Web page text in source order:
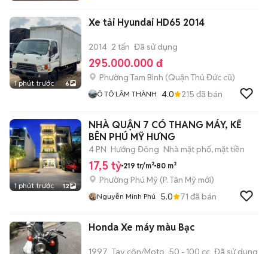
1 phút trước 6
Xe tải Hyundai HD65 2014
2014 2 tấn Đã sử dụng
295.000.000 đ
Phường Tam Bình (Quận Thủ Đức cũ)
Ô TÔ LÂM THÀNH 4.0 215 đã bán
1 phút trước 12
NHÀ QUẬN 7 CÓ THANG MÁY, KẾ
BÊN PHÚ MỸ HƯNG
4 PN Hướng Đông Nhà mặt phố, mặt tiền
17,5 tỷ 219 tr/m² 80 m²
Phường Phú Mỹ (P. Tân Mỹ mới)
Nguyễn Minh Phú 5.0 71 đã bán
Honda Xe máy màu Bạc
1997 Tay côn/Moto 50 - 100 cc Đã sử dụng